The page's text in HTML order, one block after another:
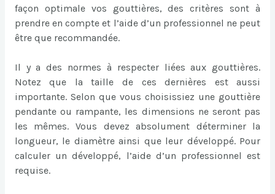
façon optimale vos gouttières, des critères sont à
prendre en compte et l’aide d’un professionnel ne peut
être que recommandée.
Il y a des normes à respecter liées aux gouttières.
Notez que la taille de ces dernières est aussi
importante. Selon que vous choisissiez une gouttière
pendante ou rampante, les dimensions ne seront pas
les mêmes. Vous devez absolument déterminer la
longueur, le diamètre ainsi que leur développé. Pour
calculer un développé, l’aide d’un professionnel est
requise.